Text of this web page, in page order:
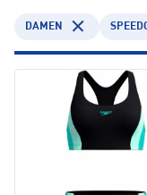
DAMEN